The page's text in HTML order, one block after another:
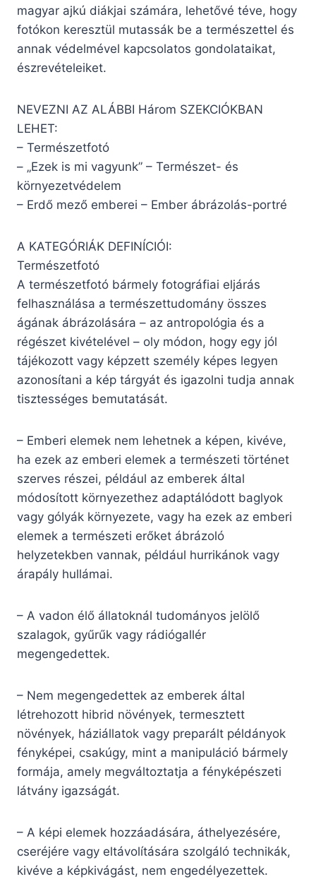
magyar ajkú diákjai számára, lehetővé téve, hogy
fotókon keresztül mutassák be a természettel és
annak védelmével kapcsolatos gondolataikat,
észrevételeiket.
NEVEZNI AZ ALÁBBI Három SZEKCIÓKBAN
LEHET:
– Természetfotó
– „Ezek is mi vagyunk” – Természet- és
környezetvédelem
– Erdő mező emberei – Ember ábrázolás-portré
A KATEGÓRIÁK DEFINÍCIÓI:
Természetfotó
A természetfotó bármely fotográfiai eljárás
felhasználása a természettudomány összes
ágának ábrázolására – az antropológia és a
régészet kivételével – oly módon, hogy egy jól
tájékozott vagy képzett személy képes legyen
azonosítani a kép tárgyát és igazolni tudja annak
tisztességes bemutatását.
– Emberi elemek nem lehetnek a képen, kivéve,
ha ezek az emberi elemek a természeti történet
szerves részei, például az emberek által
módosított környezethez adaptálódott baglyok
vagy gólyák környezete, vagy ha ezek az emberi
elemek a természeti erőket ábrázoló
helyzetekben vannak, például hurrikánok vagy
árapály hullámai.
– A vadon élő állatoknál tudományos jelölő
szalagok, gyűrűk vagy rádiógallér
megengedettek.
– Nem megengedettek az emberek által
létrehozott hibrid növények, termesztett
növények, háziállatok vagy preparált példányok
fényképei, csakúgy, mint a manipuláció bármely
formája, amely megváltoztatja a fényképészeti
látvány igazságát.
– A képi elemek hozzáadására, áthelyezésére,
cseréjére vagy eltávolítására szolgáló technikák,
kivéve a képkivágást, nem engedélyezettek.